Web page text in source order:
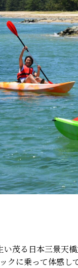
い茂る日本三景天橋
クに乗って体感し